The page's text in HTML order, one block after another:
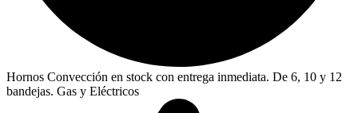
Hornos Convección en stock con entrega inmediata. De 6, 10 y 12
bandejas. Gas y Eléctricos